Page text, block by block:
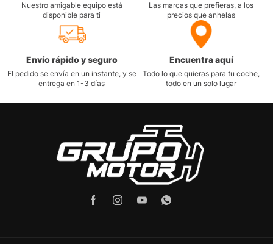
Nuestro amigable equipo está
disponible para ti
Las marcas que prefieras, a los
precios que anhelas
Envío rápido y seguro
El pedido se envía en un instante, y se
entrega en 1-3 días
Encuentra aquí
Todo lo que quieras para tu coche,
todo en un solo lugar